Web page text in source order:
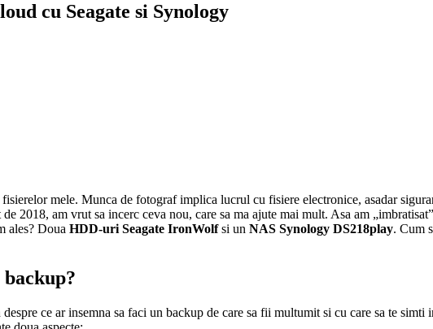
cu Seagate si Synology
mele. Munca de fotograf implica lucrul cu fisiere electronice, asadar
2018, am vrut sa incerc ceva nou, care sa ma ajute mai mult. Asa am
ales? Doua HDD-uri Seagate IronWolfsi un NAS Synology DS218play. Cum
ce ar insemna sa faci un backup de care sa fii multumit si cu care sa te